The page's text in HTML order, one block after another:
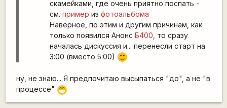
скамейками, где очень приятно поспать -
см. пример из фотоальбома
Наверное, по этим и другим причинам, как
только появился Анонс Б400 , то сразу
началась дискуссия и... перенесли старт на
3:00 (вместо 5:00)
:)
ну, не знаю... Я предпочитаю высыпаться "до", а не "в
процессе" ;D